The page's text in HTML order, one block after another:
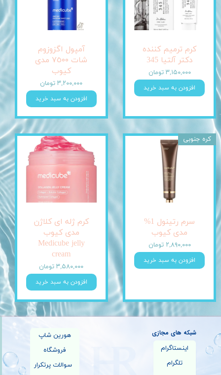
کرم ترمیم کننده
دکتر آلتیا 345
۳,۱۵۰,۰۰۰ تومان
افزودن به سبد خرید
آمپول اگزوزوم
شات ٧٥٠٠ مدی
کیوب
۳,۲۰۰,۰۰۰ تومان
افزودن به سبد خرید
سرم رتینول 1%
مدی کیوب
۲,۸۹۰,۰۰۰ تومان
افزودن به سبد خرید
کره جنوبی
کرم ژله ای کلاژن
مدی کیوب
Medicube jelly
cream
۳,۵۸۰,۰۰۰ تومان
افزودن به سبد خرید
هورین شاپ
فروشگاه
سوالات پرتکرار
اینستاگرام
تلگرام
شبکه های مجازی